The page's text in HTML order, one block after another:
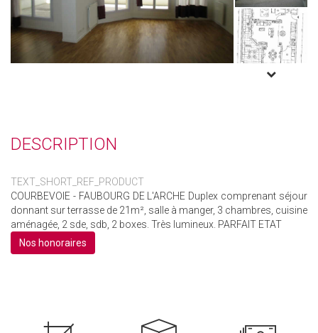
DESCRIPTION
TEXT_SHORT_REF_PRODUCT
COURBEVOIE - FAUBOURG DE L'ARCHE Duplex comprenant séjour
donnant sur terrasse de 21m², salle à manger, 3 chambres, cuisine
aménagée, 2 sde, sdb, 2 boxes. Très lumineux. PARFAIT ETAT
Nos honoraires